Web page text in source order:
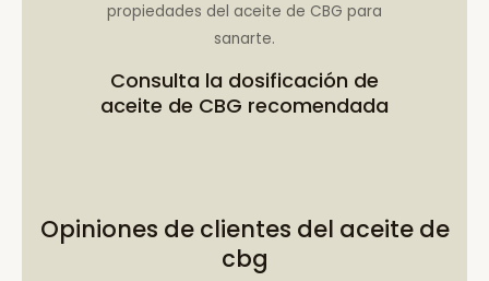
propiedades del aceite de CBG para
sanarte.
Consulta la dosificación de
aceite de CBG recomendada
Opiniones de clientes del aceite de
cbg